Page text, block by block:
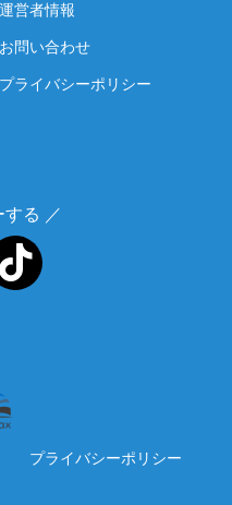
運営者情報
お問い合わせ
プライバシーポリシー
する ／
プライバシーポリシー